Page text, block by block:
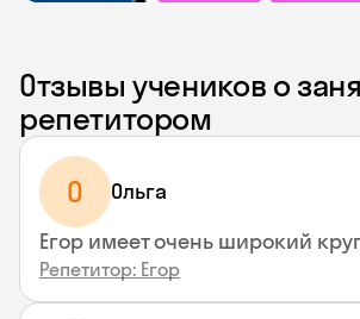
Отзывы учеников о
репетитором
О Ольга
Егор имеет очень широкий
Репетитор: Егор